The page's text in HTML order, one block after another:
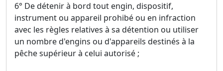
6° De détenir à bord tout engin, dispositif,
instrument ou appareil prohibé ou en infraction
avec les règles relatives à sa détention ou utiliser
un nombre d'engins ou d'appareils destinés à la
pêche supérieur à celui autorisé ;